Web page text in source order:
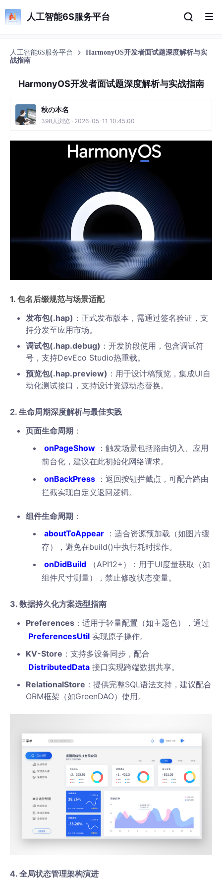
人工智能6S服务平台
人工智能6S服务平台
HarmonyOS开发者面试题深度解析与实
战指南
HarmonyOS开发者面试题深度解析与实战指南
秋の本名
398人浏览 · 2026-05-11 10:45:00
1. 包名后缀规范与场景适配
发布包(.hap) ：正式发布版本，需通过签名验证，支
持分发至应用市场。
调试包(.hap.debug) ：开发阶段使用，包含调试符
号，支持DevEco Studio热重载。
预览包(.hap.preview) ：用于设计稿预览，集成UI自
动化测试接口，支持设计资源动态替换。
2. 生命周期深度解析与最佳实践
页面生命周期 ：
onPageShow ：触发场景包括路由切入、应用
前台化，建议在此初始化网络请求。
onBackPress ：返回按钮拦截点，可配合路由
拦截实现自定义返回逻辑。
组件生命周期 ：
aboutToAppear ：适合资源预加载（如图片缓
存），避免在build()中执行耗时操作。
onDidBuild
（API12+）：用于UI度量获取（如
组件尺寸测量），禁止修改状态变量。
3. 数据持久化方案选型指南
Preferences ：适用于轻量配置（如主题色），通过
PreferencesUtil 实现原子操作。
KV-Store ：支持多设备同步，配合
DistributedData 接口实现跨端数据共享。
RelationalStore ：提供完整SQL语法支持，建议配合
ORM框架（如GreenDAO）使用。
4. 全局状态管理架构演进